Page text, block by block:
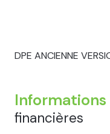
DPE ANCIENNE
Informations
financières